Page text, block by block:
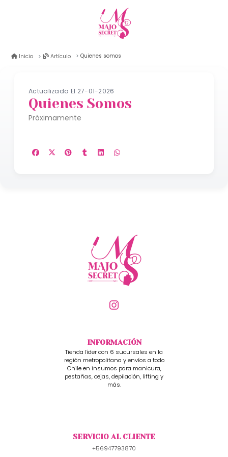
Inicio Artículo Quienes somos
Actualizado El 27-01-2026
Quienes Somos
Próximamente
INFORMACIÓN
Tienda líder con 6 sucursales en la
región metropolitana y envíos a todo
Chile en insumos para manicura,
pestañas, cejas, depilación, lifting y
más.
SERVICIO AL CLIENTE
+56947793870